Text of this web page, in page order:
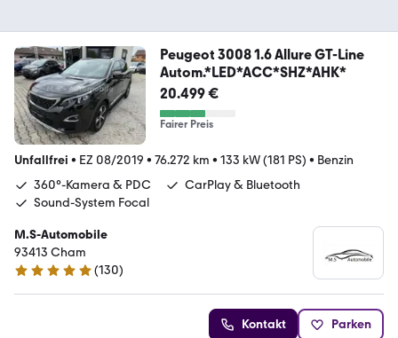
Peugeot 3008 1.6 Allure GT-Line
Autom.*LED*ACC*SHZ*AHK*
20.499 €
Fairer Preis
Unfallfrei • EZ 08/2019 • 76.272 km • 133 kW (181 PS) • Benzin
360°-Kamera & PDC
CarPlay & Bluetooth
Sound-System Focal
M.S-Automobile
93413 Cham
4.9 Sterne
(130)
Kontakt Parken